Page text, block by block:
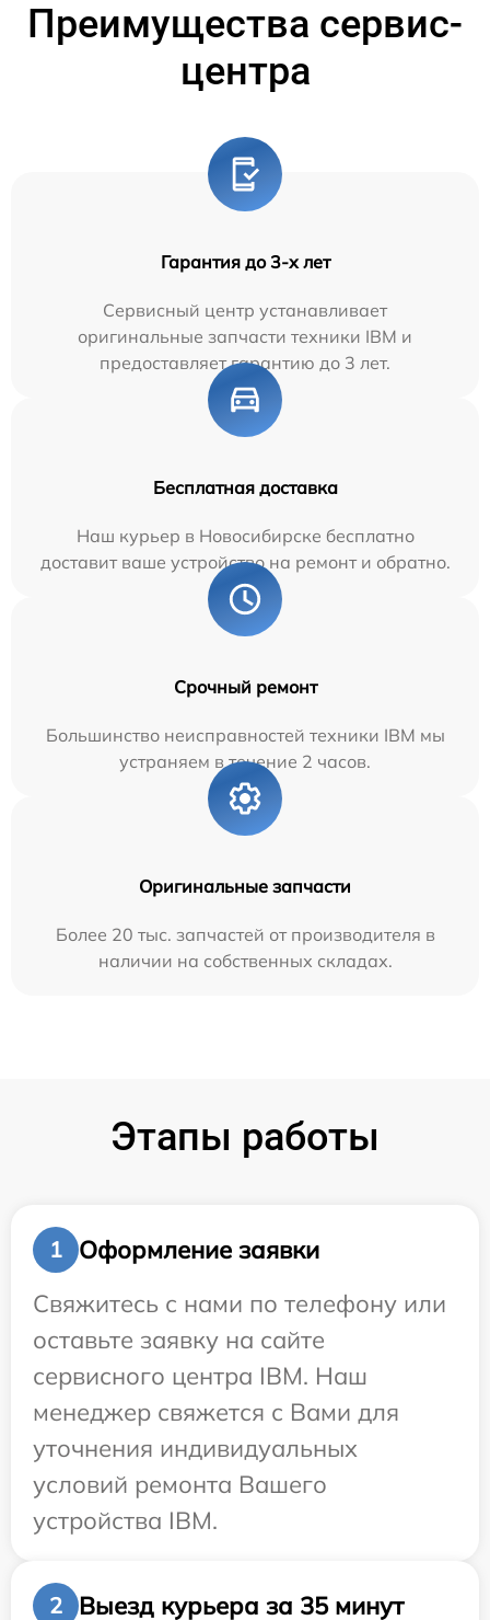
Преимущества сервис-
центра
Гарантия до 3-х лет
Сервисный центр устанавливает
оригинальные запчасти техники IBM и
предоставляет гарантию до 3 лет.
Бесплатная доставка
Наш курьер в Новосибирске бесплатно
доставит ваше устройство на ремонт и обратно.
Срочный ремонт
Большинство неисправностей техники IBM мы
устраняем в течение 2 часов.
Оригинальные запчасти
Более 20 тыс. запчастей от производителя в
наличии на собственных складах.
Этапы работы
1
Оформление заявки
Свяжитесь с нами по телефону или
оставьте заявку на сайте
сервисного центра IBM. Наш
менеджер свяжется с Вами для
уточнения индивидуальных
условий ремонта Вашего
устройства IBM.
2 Выезд курьера за 35 минут